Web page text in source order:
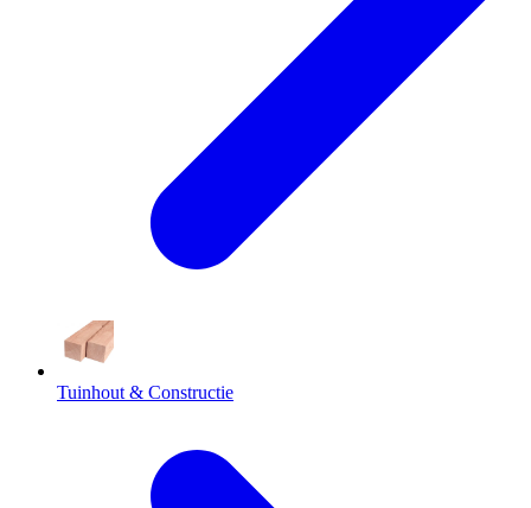
Tuinhout & Constructie